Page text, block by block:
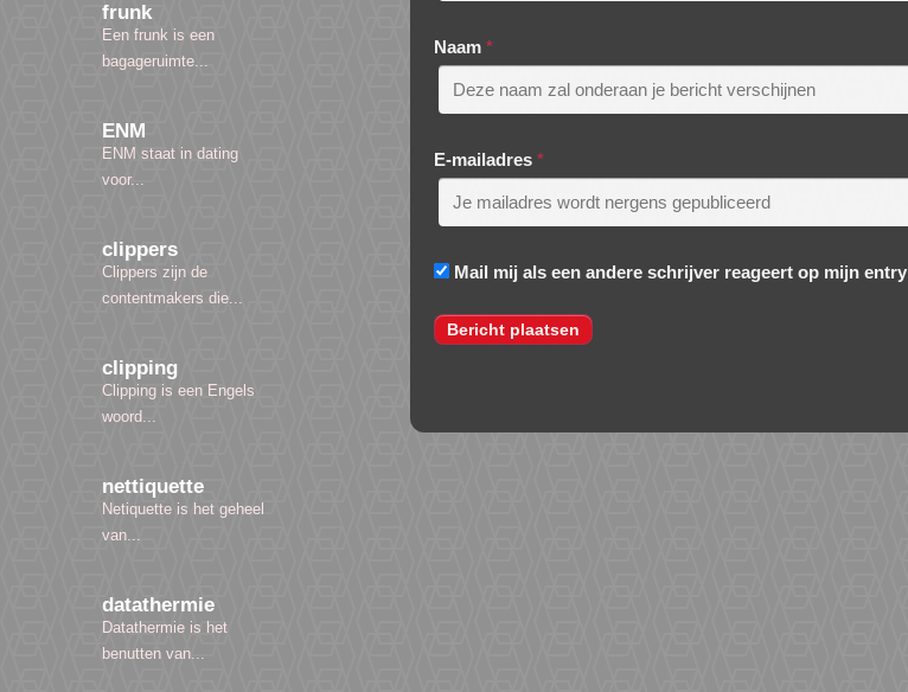
frunk
Een frunk is een
bagageruimte...
ENM
ENM staat in dating
voor...
clippers
Clippers zijn de
contentmakers die...
clipping
Clipping is een Engels
woord...
nettiquette
Netiquette is het geheel
van...
datathermie
Datathermie is het
benutten van...
Naam *
E-mailadres *
Mail mij als een andere schrijver reageert op mijn entry